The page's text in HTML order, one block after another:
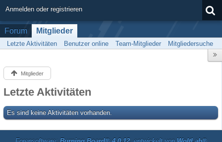
Anmelden oder registrieren
Forum Mitglieder
Letzte Aktivitäten Benutzer online Team-Mitglieder Mitgliedersuche
Mitglieder
Letzte Aktivitäten
Es sind keine Aktivitäten vorhanden.